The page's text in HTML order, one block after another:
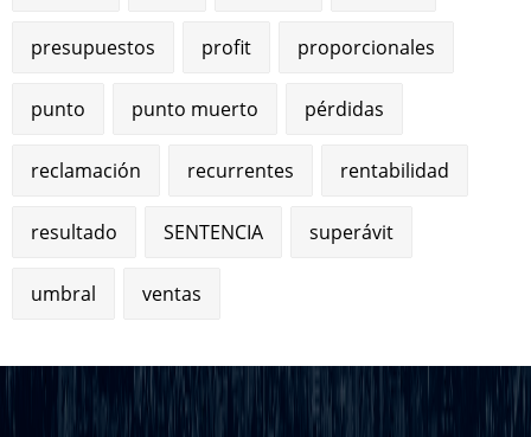
presupuestos profit proporcionales
punto punto muerto pérdidas
reclamación recurrentes rentabilidad
resultado SENTENCIA superávit
umbral ventas